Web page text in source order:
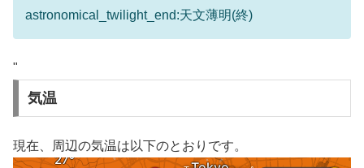
astronomical_twilight_end:天文薄明(終)
"
気温
現在、周辺の気温は以下のとおりです。